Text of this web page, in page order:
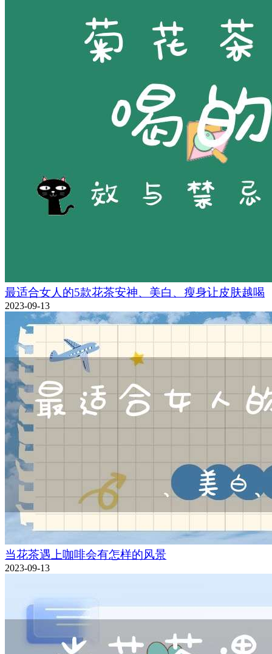
最适合女人的5款花茶安神、美白、瘦身让皮肤越喝
2023-09-13
当花茶遇上咖啡会有怎样的风景
2023-09-13